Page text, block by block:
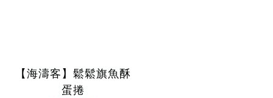
【海濤客】鬆鬆旗魚酥
蛋捲